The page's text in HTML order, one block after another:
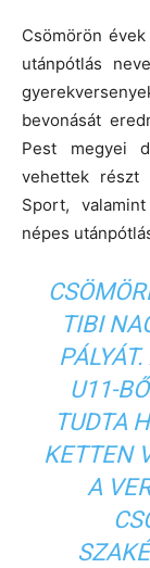
Csömörön
utánpótlás
bevonását
Pest megyei
vehettek részt
Sport,
népes
TIBI
U11-
TUDTA
KETTEN
A